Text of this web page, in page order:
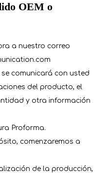
OEM o
a nuestro correo
comunicará con usted
del producto, el
y otra información
Proforma.
comenzaremos a
de la producción,